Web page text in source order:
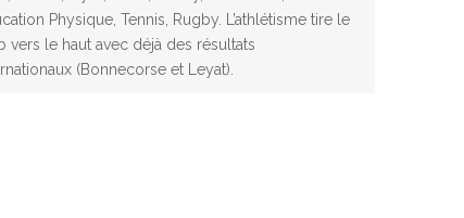
Physique, Tennis, Rugby. L’athlétisme tire le
vers le haut avec déjà des résultats
(Bonnecorse et Leyat).